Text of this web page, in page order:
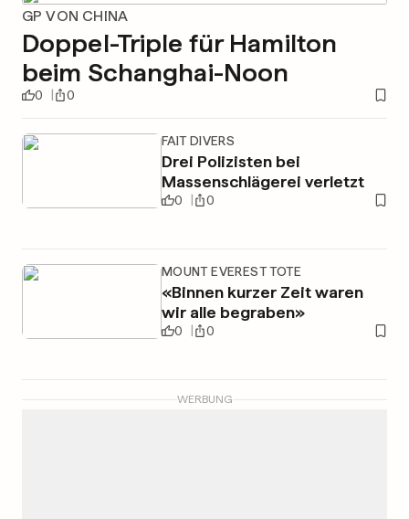
GP VON CHINA
Doppel-Triple für Hamilton
beim Schanghai-Noon
0 0
FAIT DIVERS
Drei Polizisten bei
Massenschlägerei verletzt
0 0
MOUNT EVEREST TOTE
«Binnen kurzer Zeit waren
wir alle begraben»
0 0
WERBUNG